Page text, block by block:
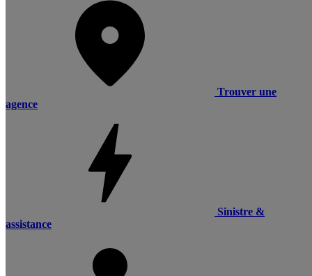
Trouver une
agence
Sinistre &
assistance